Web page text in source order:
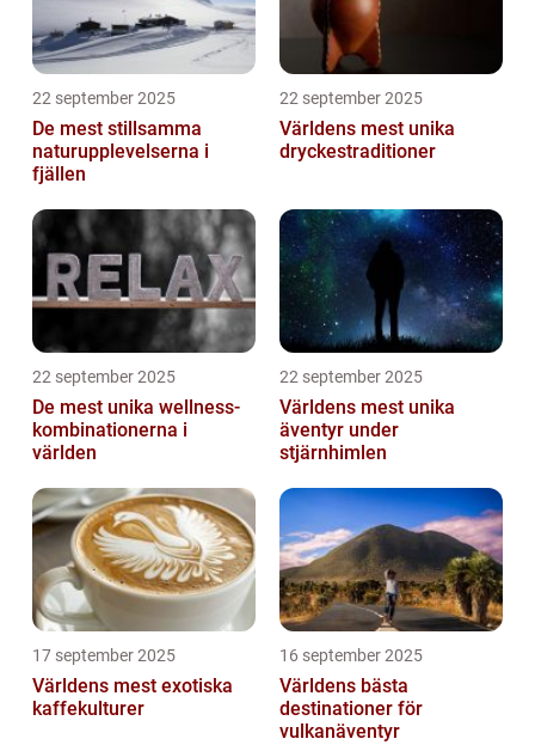
22 september 2025
De mest stillsamma
naturupplevelserna i
fjällen
22 september 2025
Världens mest unika
dryckestraditioner
22 september 2025
De mest unika wellness-
kombinationerna i
världen
22 september 2025
Världens mest unika
äventyr under
stjärnhimlen
17 september 2025
Världens mest exotiska
kaffekulturer
16 september 2025
Världens bästa
destinationer för
vulkanäventyr